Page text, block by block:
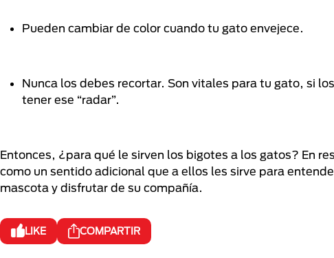
Pueden cambiar de color cuando tu gato envejece.
Nunca los debes recortar. Son vitales para tu gato, si
tener ese “radar”.
Entonces, ¿para qué le sirven los bigotes a los gatos? En
como un sentido adicional que a ellos les sirve para
mascota y disfrutar de su compañía.
LIKE COMPARTIR